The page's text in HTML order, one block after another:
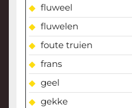
fluweel
fluwelen
foute truien
frans
geel
gekke